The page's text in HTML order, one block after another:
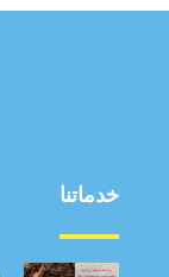
خدماتنا